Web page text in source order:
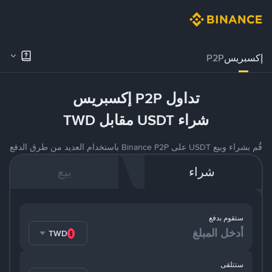
إكسبريسP2P
تداول P2P إكسبريس
شراء USDT مقابل TWD
قُم بشراء وبيع USDT على Binance P2P باستخدام العديد من طرق الدفع
شراء بيع
ستقوم بدفع
TWD
ستتلقى